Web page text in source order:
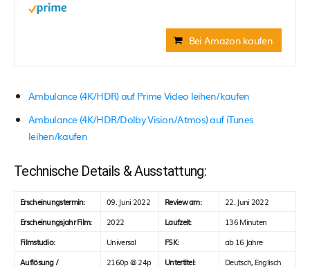
Bei Amazon kaufen
Ambulance (4K/HDR) auf Prime Video leihen/kaufen
Ambulance (4K/HDR/Dolby Vision/Atmos) auf iTunes
leihen/kaufen
Technische Details & Ausstattung:
Erscheinungstermin: 09. Juni 2022 Review am:
22. Juni 2022
Erscheinungsjahr Film:
2022 Laufzeit:
136 Minuten
Filmstudio:
Universal FSK:
ab 16 Jahre
Auflösung /
2160p @ 24p Untertitel: Deutsch, Englisch